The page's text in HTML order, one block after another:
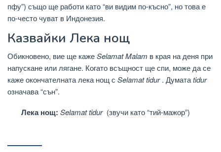
пфу”) също ще работи като “ви видим по-късно”, но това е
по-често чуват в Индонезия.
Казвайки Лека нощ
Обикновено, вие ще кажеSelamat Malam в края на деня при
напускане или лягане. Когато всъщност ще спи, може да се
каже окончателната лека нощ с Selamat tidur. Думатаtidur
означава “сън”.
Лека нощ: Selamat tidur(звучи като “тий-мажор”)